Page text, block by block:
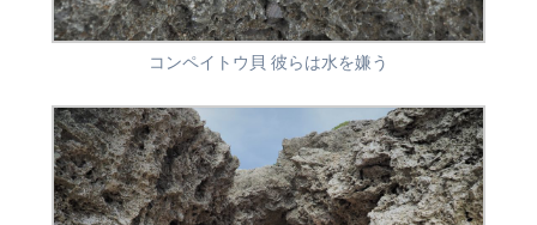
コンペイトウ貝 彼らは水を嫌う